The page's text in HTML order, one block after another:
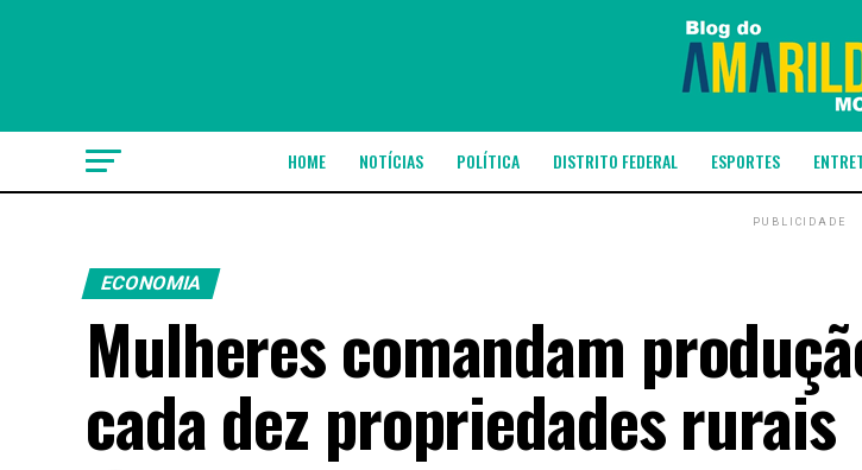
HOME NOTÍCIAS POLÍTICA DISTRITO FEDERAL ESPORTES
PUBLICIDADE
ECONOMIA
Mulheres comandam
cada dez propriedades rurais